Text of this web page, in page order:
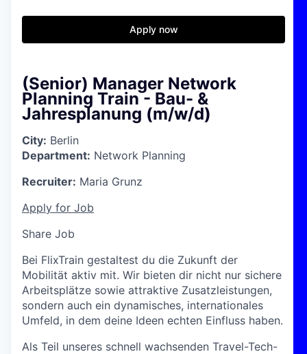
Apply now
(Senior) Manager Network
Planning Train - Bau- &
Jahresplanung (m/w/d)
City: Berlin
Department: Network Planning
Recruiter: Maria Grunz
Apply for Job
Share Job
Bei FlixTrain gestaltest du die Zukunft der
Mobilität aktiv mit. Wir bieten dir nicht nur sichere
Arbeitsplätze sowie attraktive Zusatzleistungen,
sondern auch ein dynamisches, internationales
Umfeld, in dem deine Ideen echten Einfluss haben.
Als Teil unseres schnell wachsenden Travel-Tech-